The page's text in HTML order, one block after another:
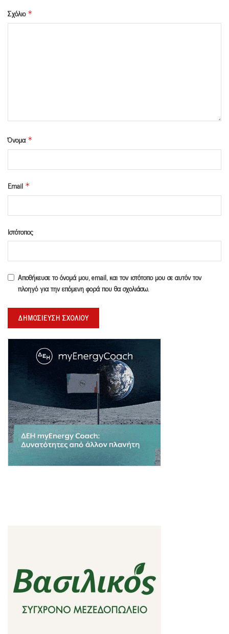
Σχόλιο *
Όνομα *
Email *
Ιστότοπος
Αποθήκευσε το όνομά μου, email, και τον ιστότοπο μου σε αυτόν τον
πλοηγό για την επόμενη φορά που θα σχολιάσω.